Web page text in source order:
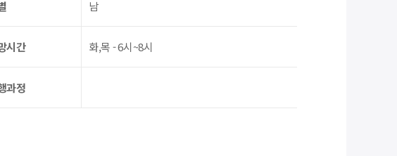
남
시간 화,목 - 6시~8시
과정